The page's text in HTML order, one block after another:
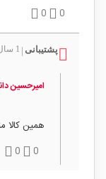
0
0
پشتیبانی 1 سال پیش
امیرحسین
همین
0
0